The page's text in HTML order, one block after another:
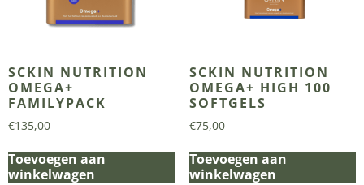
SCKIN NUTRITION
OMEGA+
FAMILYPACK
€135,00
Toevoegen aan
winkelwagen
SCKIN NUTRITION
OMEGA+ HIGH 100
SOFTGELS
€75,00
Toevoegen aan
winkelwagen